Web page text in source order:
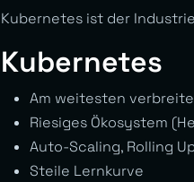
Kubernetes ist der
Kubernetes
Am weitesten
Riesiges Ökosystem
Auto-Scaling, Rolling
Steile Lernkurve